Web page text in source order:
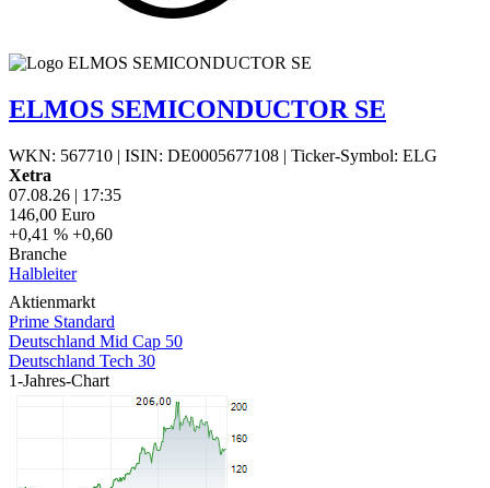
ELMOS SEMICONDUCTOR SE
WKN: 567710 | ISIN: DE0005677108 | Ticker-Symbol: ELG
Xetra
07.08.26 | 17:35
146,00 Euro
+0,41 % +0,60
Branche
Halbleiter
Aktienmarkt
Prime Standard
Deutschland Mid Cap 50
Deutschland Tech 30
1-Jahres-Chart